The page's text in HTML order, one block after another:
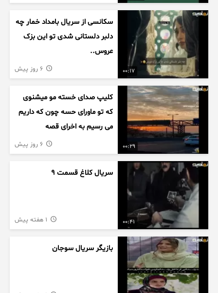
00:17
سکانسی از سریال بامداد خمار چه
دلبر دلستانی شدی تو این بزک
عروس..
00:29
کلیپ صدای خسته مو میشنوی
که تو ماورای حسه چون که داریم
می رسیم به اخرای قصه
00:41
سریال کلاغ قسمت 9
بازیگر سریال سوجان